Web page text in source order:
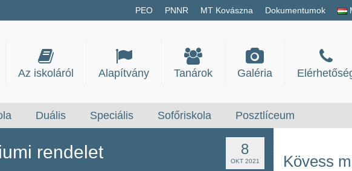
PEO PNNR MT Kovászna Dokumentumok
Az iskoláról Alapítvány Tanárok Galéria
Duális Speciális Sofőriskola Posztlíceum
8
OKT 2021
rendelet Kövess